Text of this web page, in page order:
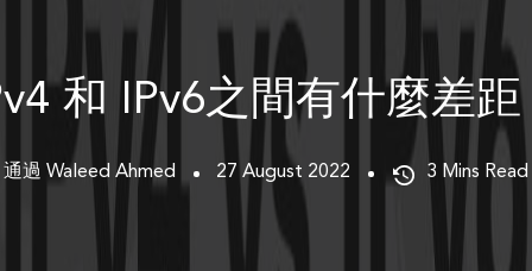
和 IPv6之間有什麼差距
通過 Waleed Ahmed 27 August 2022 3 Mins Read